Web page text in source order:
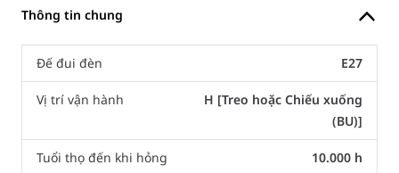
Thông tin chung
Đế đui đèn E27
Vị trí vận hành
H [Treo hoặc Chiếu xuống
(BU)]
Tuổi thọ đến khi hỏng
10.000 h